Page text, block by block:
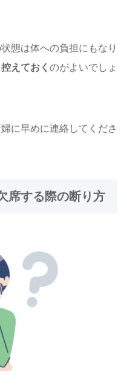
態は体への負担にもなり
えておく のがよいでしょ
に早めに連絡してくださ
席する際の断り方